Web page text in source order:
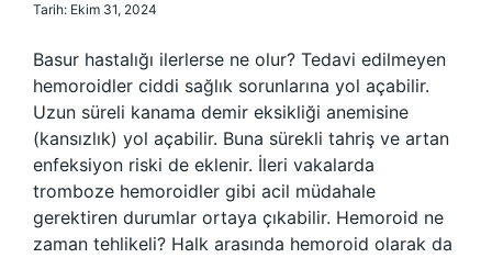
Tarih: Ekim 31, 2024
Basur hastalığı ilerlerse ne olur? Tedavi edilmeyen
hemoroidler ciddi sağlık sorunlarına yol açabilir.
Uzun süreli kanama demir eksikliği anemisine
(kansızlık) yol açabilir. Buna sürekli tahriş ve artan
enfeksiyon riski de eklenir. İleri vakalarda
tromboze hemoroidler gibi acil müdahale
gerektiren durumlar ortaya çıkabilir. Hemoroid ne
zaman tehlikeli? Halk arasında hemoroid olarak da